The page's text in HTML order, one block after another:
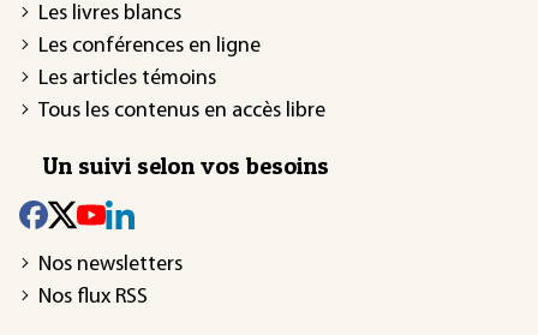
Les livres blancs
Les conférences en ligne
Les articles témoins
Tous les contenus en accès libre
Un suivi selon vos besoins
Nos newsletters
Nos flux RSS